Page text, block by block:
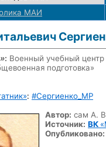
МАИ
: Военный учебный центр
подготовка»
: #Сергиенко_MP
Автор: сам А.
Источник: ВК
Опубликовано: